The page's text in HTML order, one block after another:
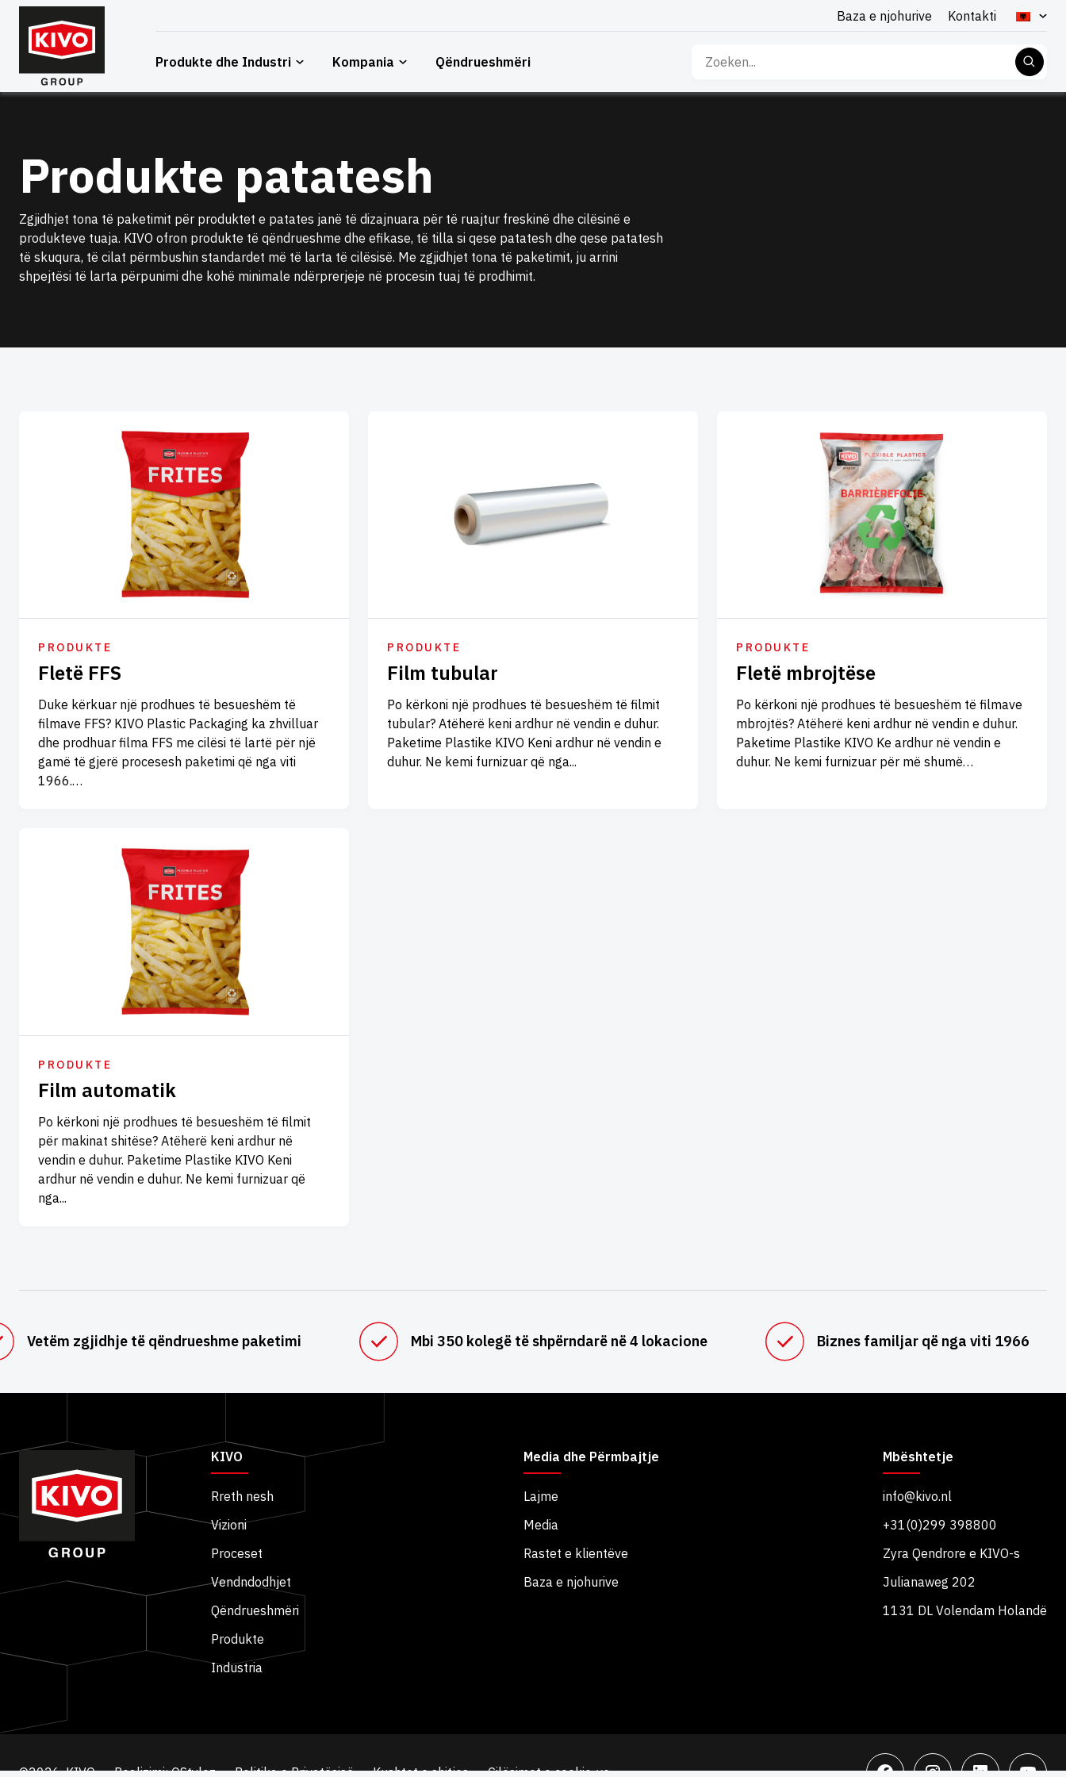
Kapërce
përmbajtja
Baza e njohurive Kontakti
Produkte dhe Industri Kompania Qëndrueshmëri
Kërko
Produkte patatesh
Zgjidhjet tona të paketimit për produktet e patates janë të dizajnuara për të ruajtur freskinë dhe cilësinë e
produkteve tuaja. KIVO ofron produkte të qëndrueshme dhe efikase, të tilla si qese patatesh dhe qese patatesh
të skuqura, të cilat përmbushin standardet më të larta të cilësisë. Me zgjidhjet tona të paketimit, ju arrini
shpejtësi të larta përpunimi dhe kohë minimale ndërprerjeje në procesin tuaj të prodhimit.
PRODUKTE
Fletë FFS
Duke kërkuar një prodhues të besueshëm të
filmave FFS? KIVO Plastic Packaging ka zhvilluar
dhe prodhuar filma FFS me cilësi të lartë për një
gamë të gjerë procesesh paketimi që nga viti
1966.…
PRODUKTE
Film tubular
Po kërkoni një prodhues të besueshëm të filmit
tubular? Atëherë keni ardhur në vendin e duhur.
Paketime Plastike KIVO Keni ardhur në vendin e
duhur. Ne kemi furnizuar që nga...
PRODUKTE
Fletë mbrojtëse
Po kërkoni një prodhues të besueshëm të filmave
mbrojtës? Atëherë keni ardhur në vendin e duhur.
Paketime Plastike KIVO Ke ardhur në vendin e
duhur. Ne kemi furnizuar për më shumë…
PRODUKTE
Film automatik
Po kërkoni një prodhues të besueshëm të filmit
për makinat shitëse? Atëherë keni ardhur në
vendin e duhur. Paketime Plastike KIVO Keni
ardhur në vendin e duhur. Ne kemi furnizuar që
nga...
Vetëm zgjidhje të qëndrueshme paketimi Mbi 350 kolegë të shpërndarë në 4 lokacione Biznes familjar që nga viti 1966
KIVO
Rreth nesh
Vizioni
Proceset
Vendndodhjet
Qëndrueshmëri
Produkte
Industria
Media dhe Përmbajtje
Lajme
Media
Rastet e klientëve
Baza e njohurive
Mbështetje
info@kivo.nl
+31(0)299 398800
Zyra Qendrore e KIVO-s
Julianaweg 202
1131 DL Volendam Holandë
©2026, KIVO Realizimi: QStylez Politika e Privatësisë Kushtet e shitjes Cilësimet e cookie-ve